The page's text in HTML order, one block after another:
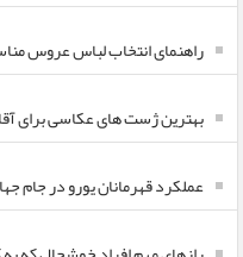
راهنمای انتخاب لباس عروس
بهترین ژست های عکاسی برای
عملکرد قهرمانان یورو در جام